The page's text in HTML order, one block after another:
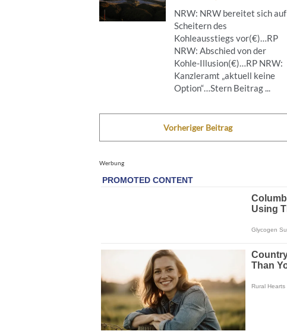
NRW: NRW bereitet sich auf
Scheitern des
Kohleausstiegs vor(€)…RP
NRW: Abschied von der
Kohle-Illusion(€)…RP NRW:
Kanzleramt „aktuell keine
Option“…Stern Beitrag ...
Vorheriger Beitrag
Werbung